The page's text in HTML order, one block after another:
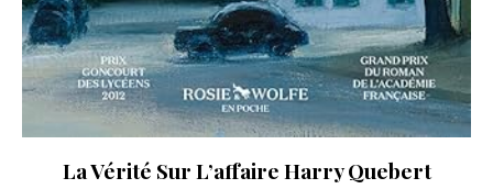
La Vérité Sur L’affaire Harry Quebert